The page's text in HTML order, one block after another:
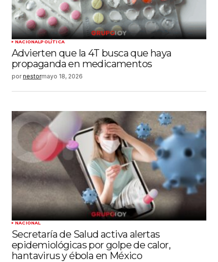
NACIONALPOLÍTICA
Advierten que la 4T busca que haya
propaganda en medicamentos
por nestormayo 18, 2026
NACIONAL
Secretaría de Salud activa alertas
epidemiológicas por golpe de calor,
hantavirus y ébola en México